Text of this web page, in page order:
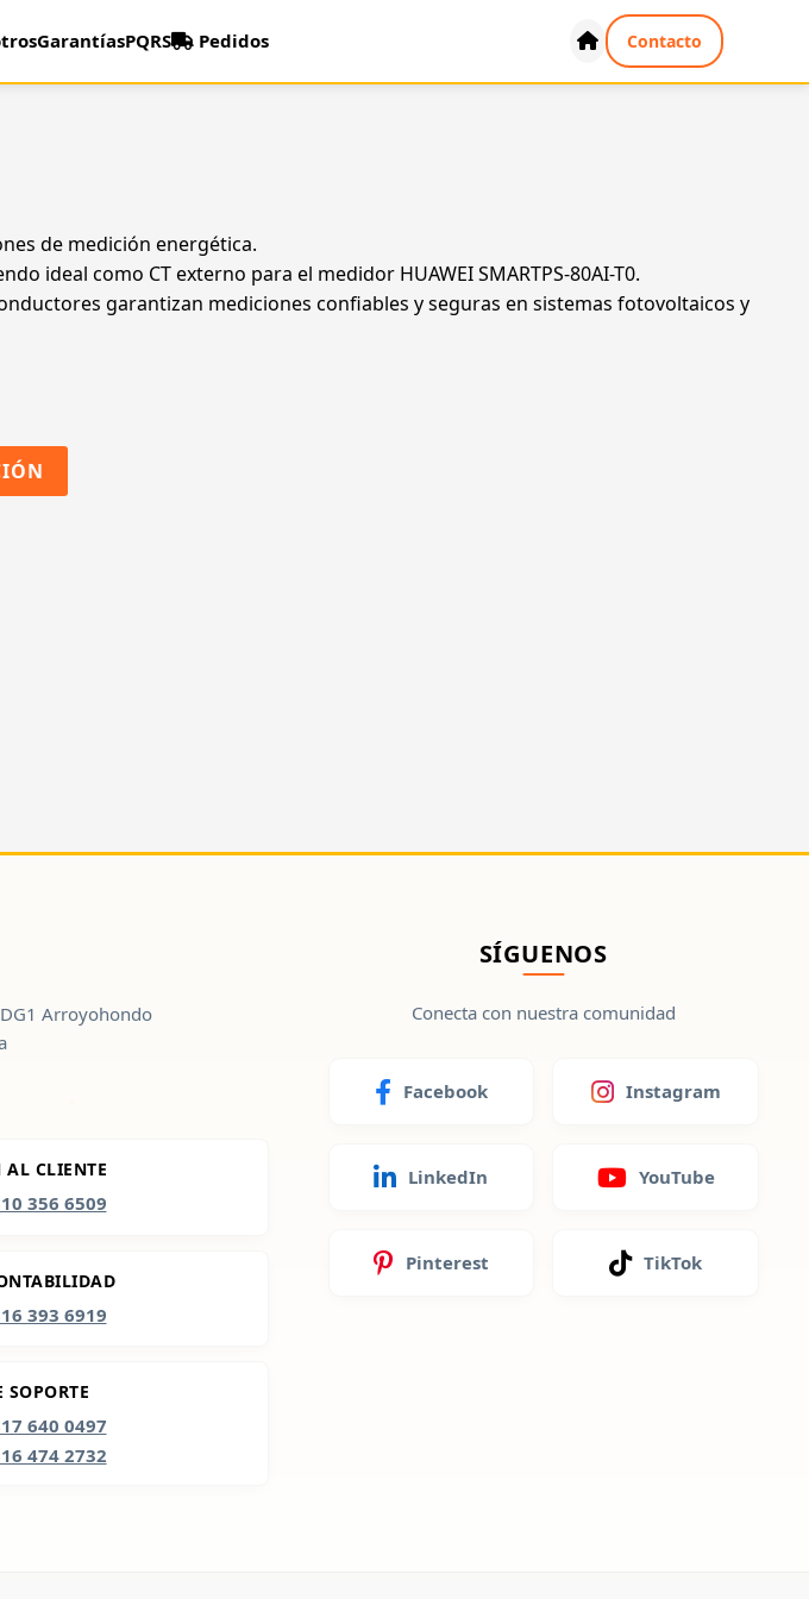
GarantíasPQRS Pedidos Contacto
de medición energética.
ideal como CT externo para el medidor HUAWEI SMARTPS-80AI-T0.
garantizan mediciones confiables y seguras en sistemas fotovoltaicos y
Arroyohondo
AL CLIENTE
356 6509
393 6919
SOPORTE
640 0497
474 2732
SÍGUENOS
Conecta con nuestra comunidad
Facebook Instagram
LinkedIn YouTube
Pinterest TikTok